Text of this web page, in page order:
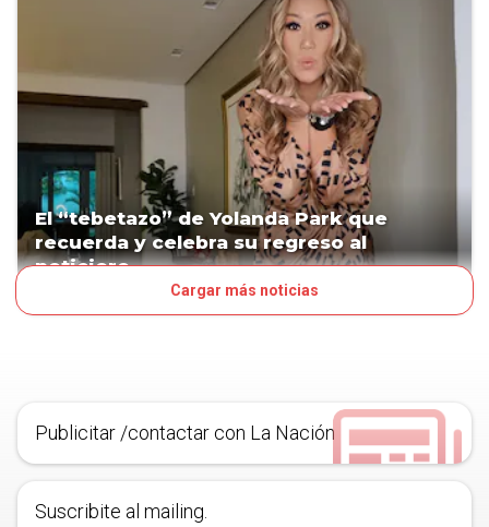
El “tebetazo” de Yolanda Park que
recuerda y celebra su regreso al
noticiero
Cargar más noticias
Publicitar /contactar con La Nación
Suscribite al mailing.